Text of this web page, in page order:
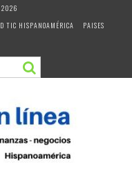
2026
TIC HISPANOAMÉRICA
PAISES